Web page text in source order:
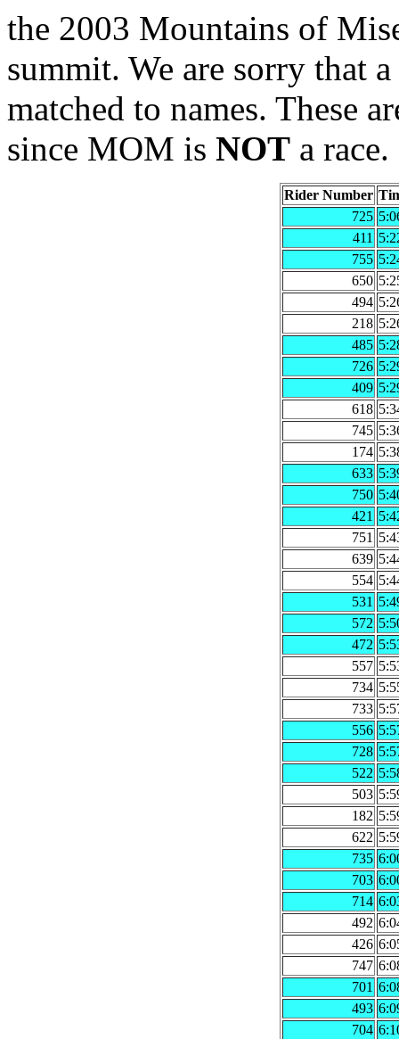
the 2003 Mountains of
summit. We are sorry that
matched to names. These
since MOM is NOT a race.
Rider Number
725
411
755
650
494
218
485
726
409
618
745
174
633
750
421
751
639
554
531
572
472
557
734
733
556
728
522
503
182
622
735
703
714
492
426
747
701
493
704